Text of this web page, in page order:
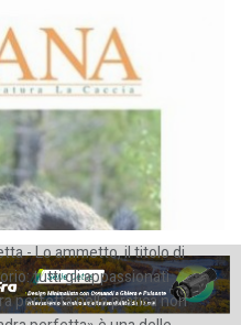
- Lo ammetto, il titolo di
tutti gli appassionati
perfetta nella pratica non